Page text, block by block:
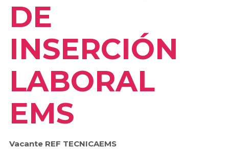
DE
INSERCIÓN
LABORAL
EMS
Vacante REF TECNICAEMS